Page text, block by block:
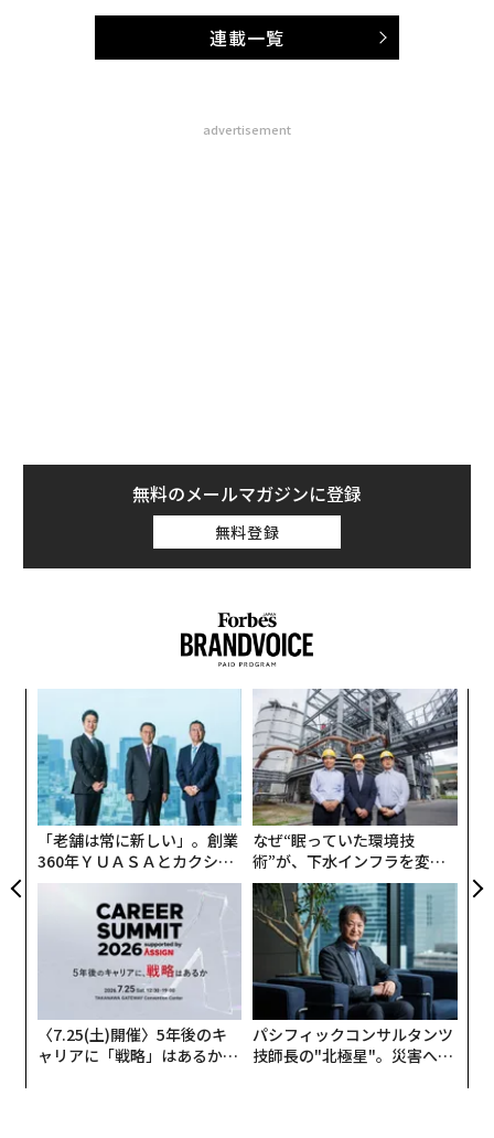
連載一覧
advertisement
無料のメールマガジンに登録
無料登録
「老舗は常に新しい」。創業
360年ＹＵＡＳＡとカクシン
CEO田尻望が語る、AIを超え
る人の価値
なぜ“眠っていた環境技
術”が、下水インフラを変え
たのか──産総研×月島JFE
アクアソリューションの10年
〈7.25(土)開催〉5年後のキ
ャリアに「戦略」はあるか。
パシフィックコンサルタンツ
技師長の"北極星"。災害への